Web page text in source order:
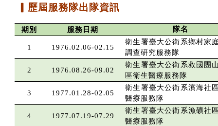
▎歷屆服務隊出隊資訊
期別 服務日期 隊名
1 1976.02.06-02.15
衛生署臺大公衛系鄉村家
調查研究服務隊
2 1976.08.26-09.02
衛生署臺大公衛系救國團
區衛生醫療服務隊
3 1977.01.28-02.05
衛生署臺大公衛系濱海社
醫療服務隊
4 1977.07.19-07.29
衛生署臺大公衛系漁礦社
醫療服務隊